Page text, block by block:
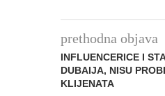
prethodna objava
INFLUENCERICE I
DUBAIJA, NISU
KLIJENATA